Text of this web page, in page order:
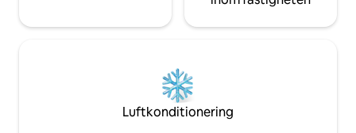
Luftkonditionering